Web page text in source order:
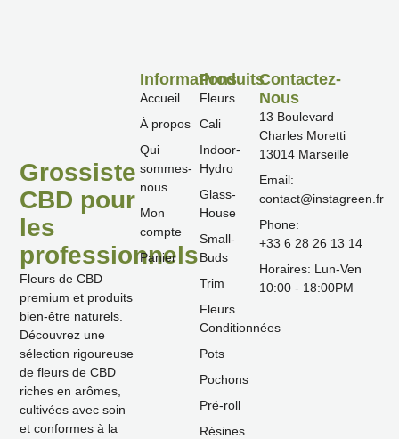
Grossiste
CBD pour
les
professionnels
Fleurs de CBD
premium et produits
bien-être naturels.
Découvrez une
sélection rigoureuse
de fleurs de CBD
riches en arômes,
cultivées avec soin
et conformes à la
Produits
Fleurs
Cali
Indoor-
Hydro
Glass-
House
Small-
Buds
Trim
Fleurs
Conditionnées
Pots
Pochons
Pré-roll
Résines
Informations
Accueil
À propos
Qui
sommes-
nous
Mon
compte
Panier
Contactez-
Nous
13 Boulevard
Charles Moretti
13014 Marseille
Email:
contact@instagreen.fr
Phone:
‪+33 6 28 26 13 14‬
Horaires: Lun-Ven
10:00 - 18:00PM